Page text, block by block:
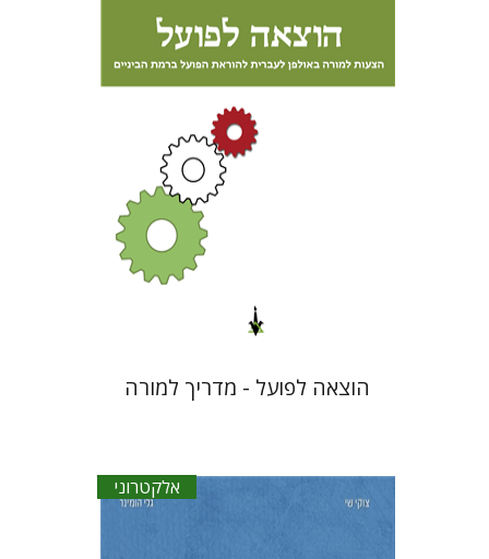
הנחת אתר ספר אלקטרוני
הוצאה לפועל - מדריך למורה
אלקטרוני